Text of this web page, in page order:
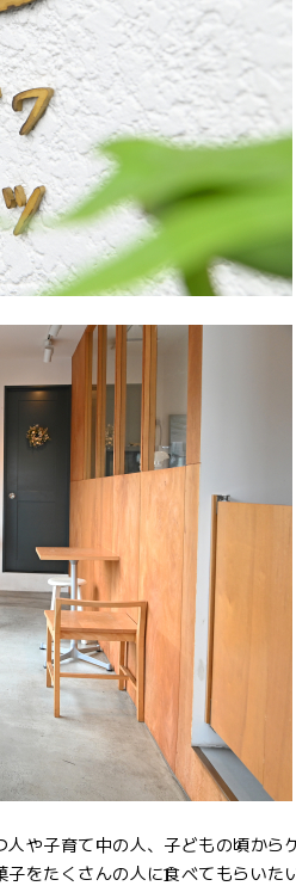
や子育て中の人、子どもの頃か
をたくさんの人に食べてもらいた